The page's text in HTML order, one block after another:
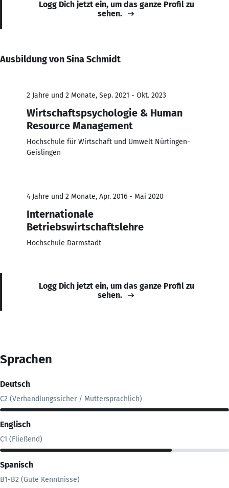
Logg Dich jetzt ein, um das ganze Profil zu
sehen.
Ausbildung von Sina Schmidt
2 Jahre und 2 Monate, Sep. 2021 - Okt. 2023
Wirtschaftspsychologie & Human
Resource Management
Hochschule für Wirtschaft und Umwelt Nürtingen-
Geislingen
4 Jahre und 2 Monate, Apr. 2016 - Mai 2020
Internationale
Betriebswirtschaftslehre
Hochschule Darmstadt
Logg Dich jetzt ein, um das ganze Profil zu
sehen.
Sprachen
Deutsch
C2 (Verhandlungssicher / Muttersprachlich)
Englisch
C1 (Fließend)
Spanisch
B1-B2 (Gute Kenntnisse)